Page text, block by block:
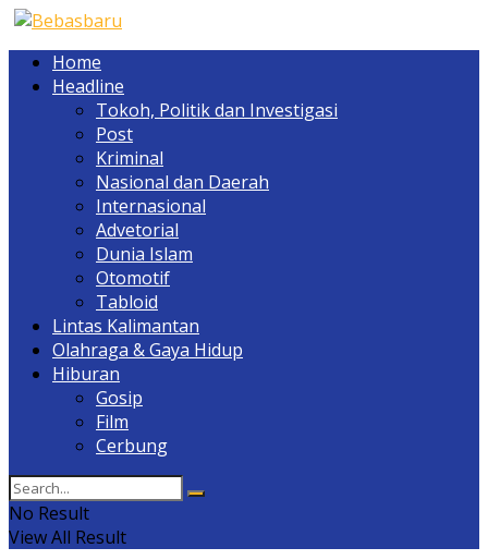
Home
Headline
Tokoh, Politik dan Investigasi
Post
Kriminal
Nasional dan Daerah
Internasional
Advetorial
Dunia Islam
Otomotif
Tabloid
Lintas Kalimantan
Olahraga & Gaya Hidup
Hiburan
Gosip
Film
Cerbung
No Result
View All Result